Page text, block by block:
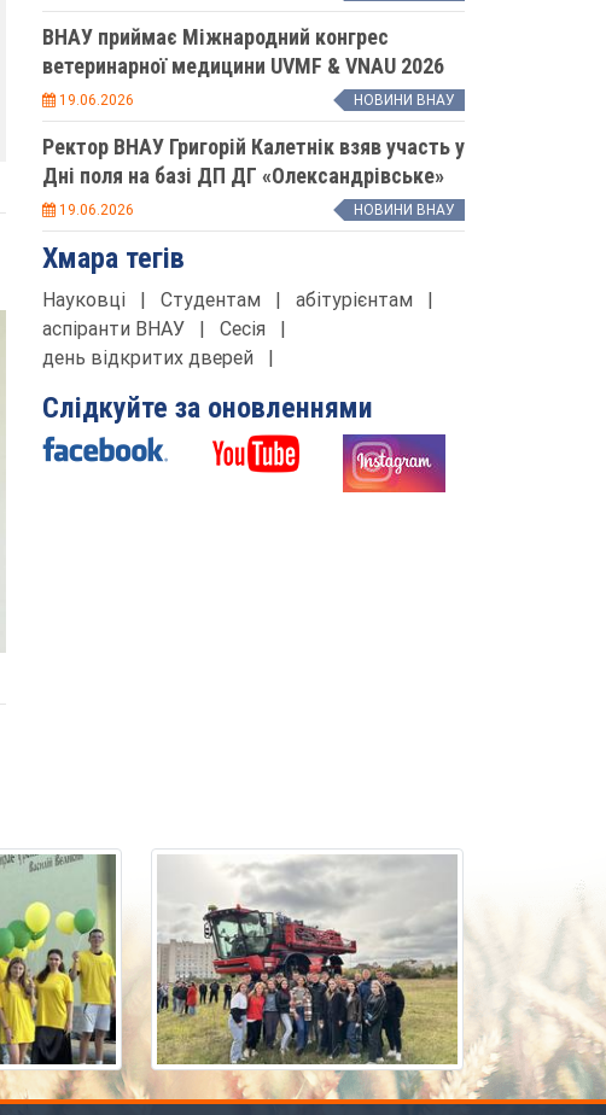
ВНАУ приймає Міжнародний конгрес
ветеринарної медицини UVMF & VNAU 2026
19.06.2026 НОВИНИ ВНАУ
Ректор ВНАУ Григорій Калетнік взяв участь у
Дні поля на базі ДП ДГ «Олександрівське»
19.06.2026 НОВИНИ ВНАУ
Хмара тегів
Науковці | Студентам | абітурієнтам |
аспіранти ВНАУ | Сесія |
день відкритих дверей |
Слідкуйте за оновленнями